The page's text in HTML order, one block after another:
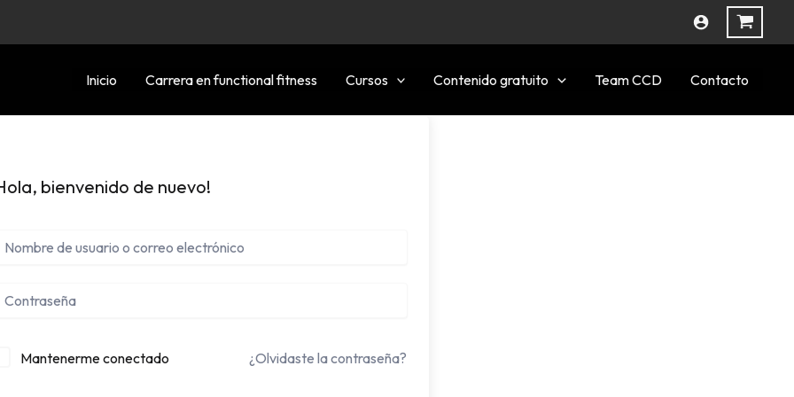
Inicio
Carrera en functional fitness Cursos Contenido gratuito Team CCD Contacto
bienvenido de nuevo!
Mantenerme conectado ¿Olvidaste la contraseña?